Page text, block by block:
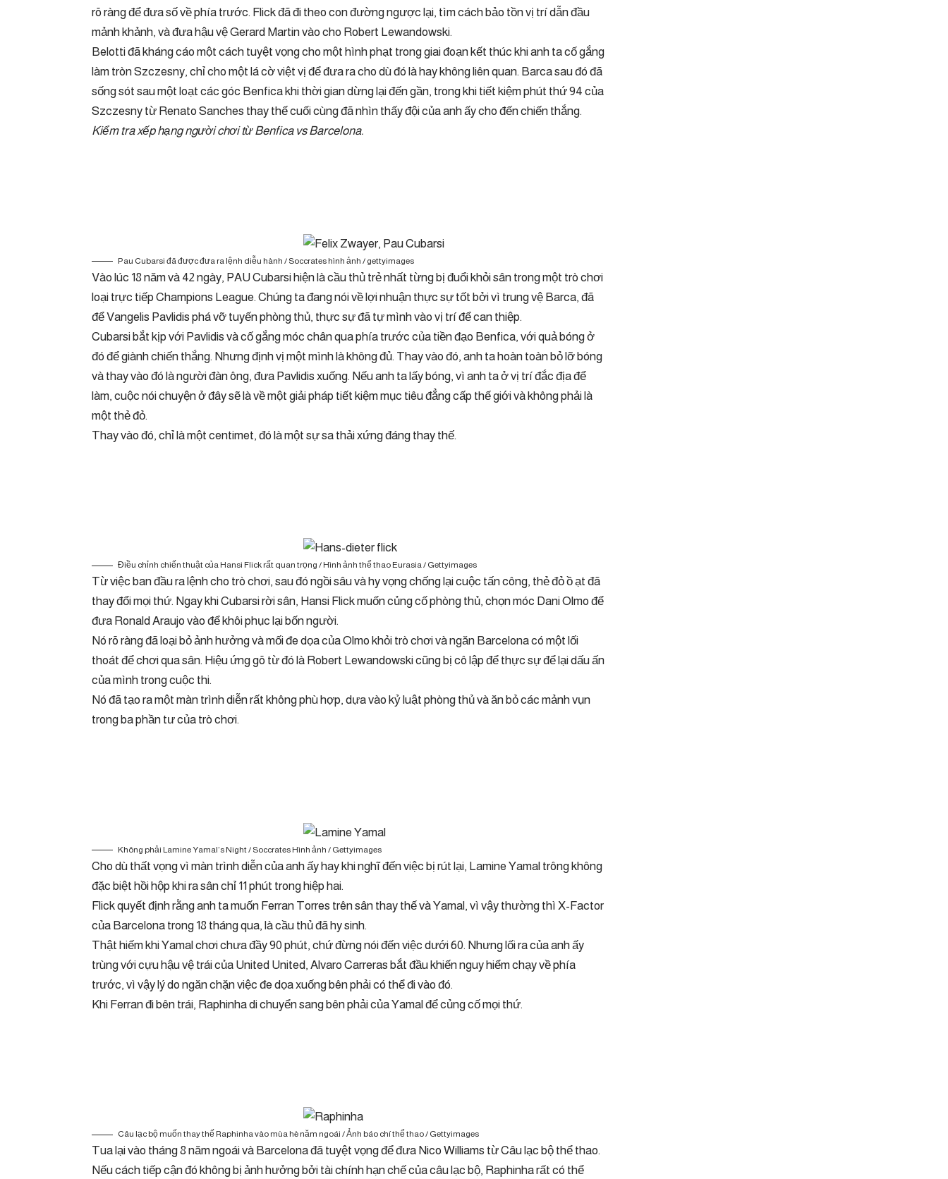
rõ ràng để đưa số về phía trước. Flick đã đi theo con đường ngược lại, tìm cách bảo tồn vị trí dẫn đầu
mảnh khảnh, và đưa hậu vệ Gerard Martin vào cho Robert Lewandowski.
Belotti đã kháng cáo một cách tuyệt vọng cho một hình phạt trong giai đoạn kết thúc khi anh ta cố gắng
làm tròn Szczesny, chỉ cho một lá cờ việt vị để đưa ra cho dù đó là hay không liên quan. Barca sau đó đã
sống sót sau một loạt các góc Benfica khi thời gian dừng lại đến gần, trong khi tiết kiệm phút thứ 94 của
Szczesny từ Renato Sanches thay thế cuối cùng đã nhìn thấy đội của anh ấy cho đến chiến thắng.
Kiểm tra xếp hạng người chơi từ Benfica vs Barcelona.
Pau Cubarsi đã được đưa ra lệnh diễu hành / Soccrates hình ảnh / gettyimages
Vào lúc 18 năm và 42 ngày, PAU Cubarsi hiện là cầu thủ trẻ nhất từng bị đuổi khỏi sân trong một trò chơi
loại trực tiếp Champions League. Chúng ta đang nói về lợi nhuận thực sự tốt bởi vì trung vệ Barca, đã
để Vangelis Pavlidis phá vỡ tuyến phòng thủ, thực sự đã tự mình vào vị trí để can thiệp.
Cubarsi bắt kịp với Pavlidis và cố gắng móc chân qua phía trước của tiền đạo Benfica, với quả bóng ở
đó để giành chiến thắng. Nhưng định vị một mình là không đủ. Thay vào đó, anh ta hoàn toàn bỏ lỡ bóng
và thay vào đó là người đàn ông, đưa Pavlidis xuống. Nếu anh ta lấy bóng, vì anh ta ở vị trí đắc địa để
làm, cuộc nói chuyện ở đây sẽ là về một giải pháp tiết kiệm mục tiêu đẳng cấp thế giới và không phải là
một thẻ đỏ.
Thay vào đó, chỉ là một centimet, đó là một sự sa thải xứng đáng thay thế.
Điều chỉnh chiến thuật của Hansi Flick rất quan trọng / Hình ảnh thể thao Eurasia / Gettyimages
Từ việc ban đầu ra lệnh cho trò chơi, sau đó ngồi sâu và hy vọng chống lại cuộc tấn công, thẻ đỏ ồ ạt đã
thay đổi mọi thứ. Ngay khi Cubarsi rời sân, Hansi Flick muốn củng cố phòng thủ, chọn móc Dani Olmo để
đưa Ronald Araujo vào để khôi phục lại bốn người.
Nó rõ ràng đã loại bỏ ảnh hưởng và mối đe dọa của Olmo khỏi trò chơi và ngăn Barcelona có một lối
thoát để chơi qua sân. Hiệu ứng gõ từ đó là Robert Lewandowski cũng bị cô lập để thực sự để lại dấu ấn
của mình trong cuộc thi.
Nó đã tạo ra một màn trình diễn rất không phù hợp, dựa vào kỷ luật phòng thủ và ăn bỏ các mảnh vụn
trong ba phần tư của trò chơi.
Không phải Lamine Yamal’s Night / Soccrates Hình ảnh / Gettyimages
Cho dù thất vọng vì màn trình diễn của anh ấy hay khi nghĩ đến việc bị rút lại, Lamine Yamal trông không
đặc biệt hồi hộp khi ra sân chỉ 11 phút trong hiệp hai.
Flick quyết định rằng anh ta muốn Ferran Torres trên sân thay thế và Yamal, vì vậy thường thì X-Factor
của Barcelona trong 18 tháng qua, là cầu thủ đã hy sinh.
Thật hiếm khi Yamal chơi chưa đầy 90 phút, chứ đừng nói đến việc dưới 60. Nhưng lối ra của anh ấy
trùng với cựu hậu vệ trái của United United, Alvaro Carreras bắt đầu khiến nguy hiểm chạy về phía
trước, vì vậy lý do ngăn chặn việc đe dọa xuống bên phải có thể đi vào đó.
Khi Ferran đi bên trái, Raphinha di chuyển sang bên phải của Yamal để củng cố mọi thứ.
Câu lạc bộ muốn thay thế Raphinha vào mùa hè năm ngoái / Ảnh báo chí thể thao / Gettyimages
Tua lại vào tháng 8 năm ngoái và Barcelona đã tuyệt vọng để đưa Nico Williams từ Câu lạc bộ thể thao.
Nếu cách tiếp cận đó không bị ảnh hưởng bởi tài chính hạn chế của câu lạc bộ, Raphinha rất có thể